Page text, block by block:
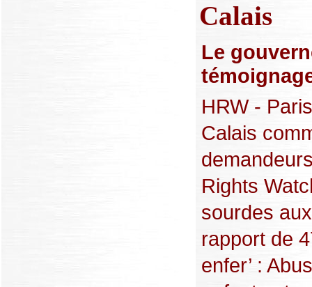
Calais
Le
HRW -
Calais
Rights
sourdes
rapport de
enfer’ :